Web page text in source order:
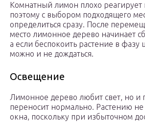
Комнатный лимон плохо реагирует
поэтому с выбором подходящего
определиться сразу. После
место лимонное дерево начинает
а если беспокоить растение в фазу
можно и не дождаться.
Освещение
Лимонное дерево любит свет, но и
переносит нормально. Растению
окна, поскольку при избыточном